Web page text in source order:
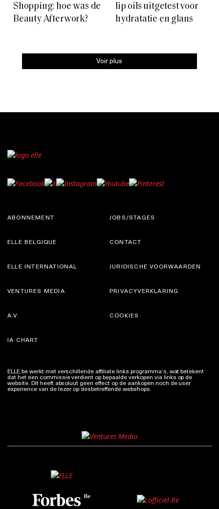
Shopping: hoe was de
Beauty Afterwork?
lip oils uitgetest voor
hydratatie en glans
Voir plus
ABONNEMENT
ELLE BELGIQUE
JOBS/STAGES
CONTACT
ELLE INTERNATIONAL
VENTURES MEDIA
JURIDISCHE VOORWAARDEN
PRIVACYVERKLARING
A.V.
IA CHART
COOKIES
ELLE.be werkt met verschillende affiliate links programma’s, wat betekent
dat het een commissie verdient op bepaalde verkopen via links op de
website. Dit heeft absoluut geen effect op de aankopen noch de user
experience van de lezer op desbetreffende webshops.